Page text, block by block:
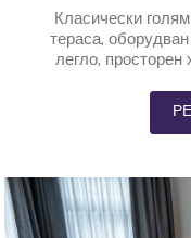
Класически
тераса,
легло, просторен